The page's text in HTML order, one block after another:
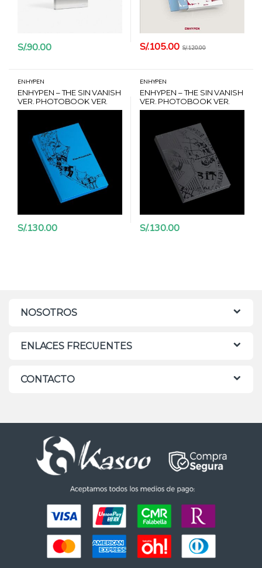
S/.90.00 S/.105.00 S/.120.00
ENHYPEN
ENHYPEN – THE SIN VANISH
VER. PHOTOBOOK VER.
STORM + POB APPLEMUSIC
S/.130.00
ENHYPEN
ENHYPEN – THE SIN VANISH
VER. PHOTOBOOK VER.
FORBIDDEN + POB
S/.130.00
NOSOTROS
ENLACES FRECUENTES
CONTACTO